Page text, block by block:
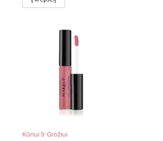
Kūnui Ir Grožiui